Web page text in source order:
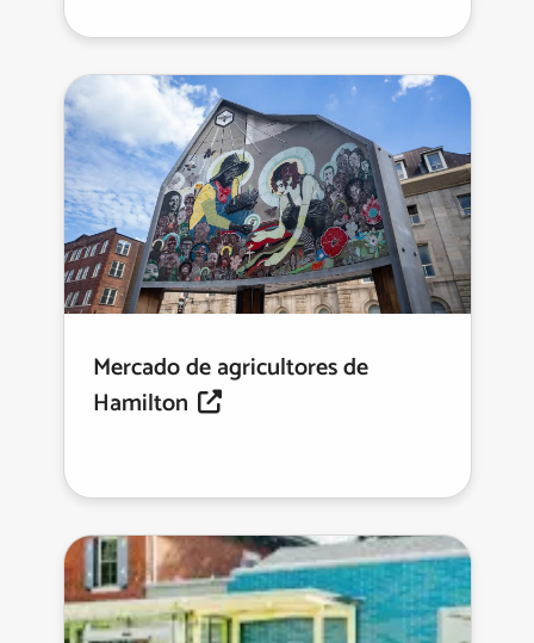
Mercado de agricultores de
Hamilton